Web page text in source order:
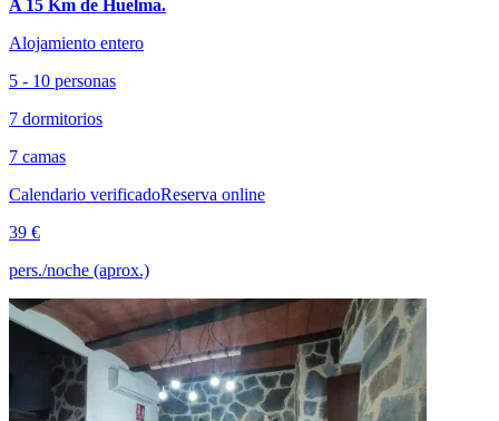
A 15 Km de Huelma.
Alojamiento entero
5 - 10 personas
7 dormitorios
7 camas
Calendario verificadoReserva online
39 €
pers./noche (aprox.)